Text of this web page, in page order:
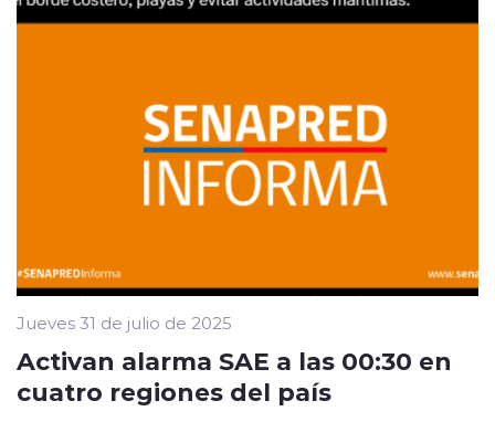
Jueves 31 de julio de 2025
Activan alarma SAE a las 00:30 en
cuatro regiones del país